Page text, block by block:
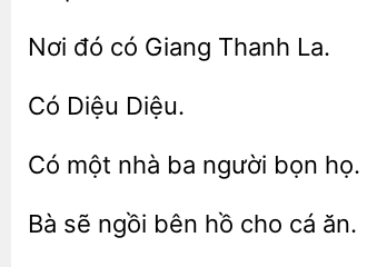
đó Thanh La.
Có một người họ.
ngồi bên hồ cá ăn.